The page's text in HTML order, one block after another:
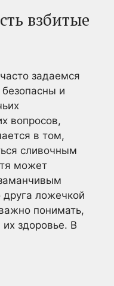
взбитые
задаемся
и
вопросов,
в том,
сливочным
может
друга ложечкой
понимать,
здоровье. В